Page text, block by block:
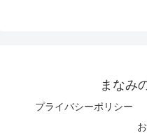
まなみ
プライバシーポリシー